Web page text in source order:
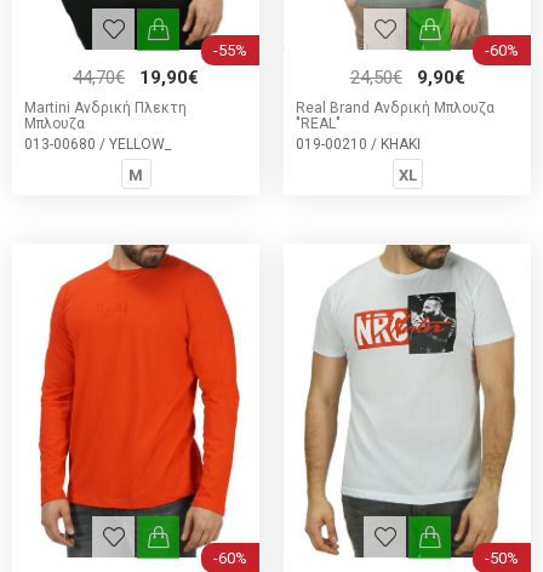
-55%
44,70€ 19,90€
Martini Ανδρική Πλεκτη
Μπλουζα
013-00680 / YELLOW_
M
-60%
24,50€ 9,90€
Real Brand Ανδρική Μπλουζα
"REAL"
019-00210 / KHAKI
XL
-60% -50%